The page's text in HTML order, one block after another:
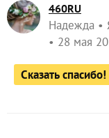
460RU
Надежда
28 мая
Сказать спасибо!